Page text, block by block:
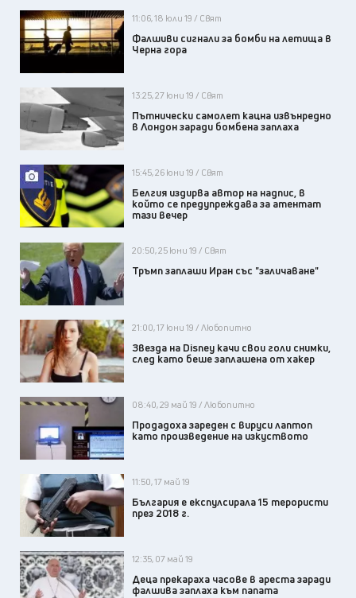
11:06, 18 юли 19 / Свят
Фалшиви сигнали за бомби на летища в
Черна гора
13:25, 27 юни 19 / Свят
Пътнически самолет кацна извънредно
в Лондон заради бомбена заплаха
15:45, 26 юни 19 / Свят
Белгия издирва автор на надпис, в
който се предупреждава за атентат
тази вечер
20:50, 25 юни 19 / Свят
Тръмп заплаши Иран със "заличаване"
21:00, 17 юни 19 / Любопитно
Звезда на Disney качи свои голи снимки,
след като беше заплашена от хакер
08:40, 29 май 19 / Любопитно
Продадоха зареден с вируси лаптоп
като произведение на изкуството
11:50, 17 май 19
България е експулсирала 15 терористи
през 2018 г.
12:35, 07 май 19
Деца прекараха часове в ареста заради
фалшива заплаха към папата